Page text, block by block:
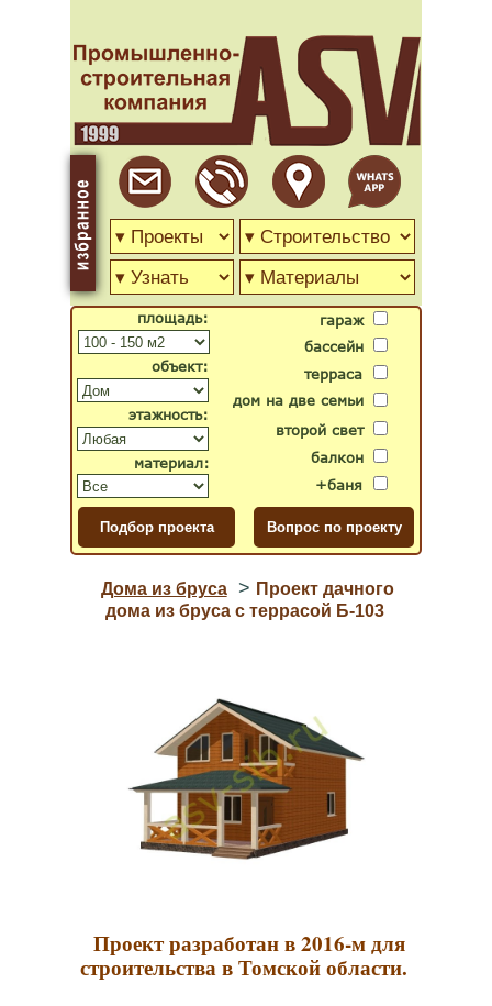
гараж
бассейн
второй свет
дом на две семьи
терраса
балкон
+баня
объект:
материал:
площадь:
этажность:
Дома из бруса > Проект дачного
дома из бруса с террасой Б-103
Проект разработан в 2016-м для
строительства в Томской области.